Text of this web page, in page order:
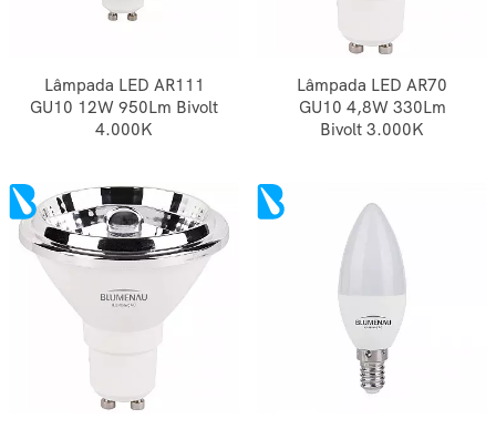
Lâmpada LED AR111
GU10 12W 950Lm Bivolt
4.000K
Lâmpada LED AR70
GU10 4,8W 330Lm
Bivolt 3.000K